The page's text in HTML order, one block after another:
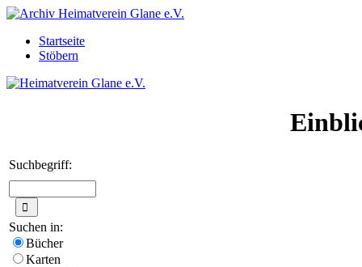
Startseite
Stöbern
Suchbegriff:
Suchen in:
Bücher
Karten